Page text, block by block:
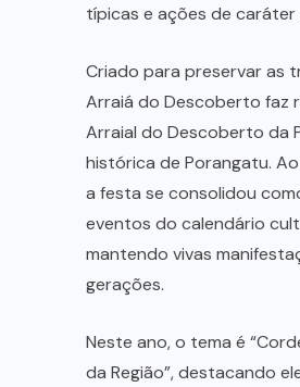
típicas e ações de caráter
Criado para preservar as
Arraiá do Descoberto faz
Arraial do Descoberto da
histórica de Porangatu.
a festa se consolidou
eventos do calendário
mantendo vivas
gerações.
Neste ano, o tema é
da Região”, destacando